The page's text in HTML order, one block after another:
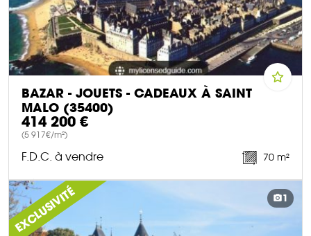
BAZAR - JOUETS - CADEAUX À SAINT
MALO (35400)
414 200 €
(5 917€/m²)
F.D.C. à vendre 70 m²
DÉCOUVRIR CE BIEN
EXCLUSIVITÉ 1